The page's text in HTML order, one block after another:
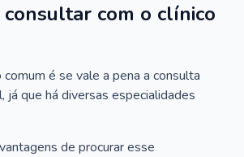
com o clínico
é se vale a pena a consulta
já que há diversas especialidades
de procurar esse